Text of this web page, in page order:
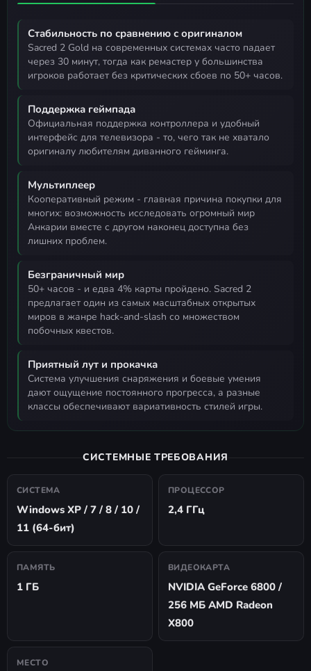
Стабильность по сравнению с оригиналом
Sacred 2 Gold на современных системах часто падает
через 30 минут, тогда как ремастер у большинства
игроков работает без критических сбоев по 50+ часов.
Поддержка геймпада
официальная поддержка контроллера и удобный
интерфейс для телевизора - то, чего так не хватало
оригиналу любителям диванного гейминга.
Мультиплеер
кооперативный режим - главная причина покупки для
многих: возможность исследовать огромный мир
Анкарии вместе с другом наконец доступна без
лишних проблем.
Безграничный мир
50+ часов - и едва 4% карты пройдено. Sacred 2
предлагает один из самых масштабных открытых
миров в жанре hack-and-slash со множеством
побочных квестов.
Приятный лут и прокачка
система улучшения снаряжения и боевые умения
дают ощущение постоянного прогресса, а разные
классы обеспечивают вариативность стилей игры.
СИСТЕМНЫЕ ТРЕБОВАНИЯ
СИСТЕМА
Windows XP / 7 / 8 / 10 /
11 (64-бит)
ПРОЦЕССОР
2,4 ГГц
ПАМЯТЬ
1 ГБ
ВИДЕОКАРТА
NVIDIA GeForce 6800 /
256 МБ AMD Radeon
X800
МЕСТО